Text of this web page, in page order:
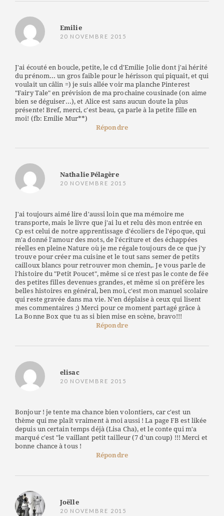
Emilie
20 NOVEMBRE 2015
J'ai écouté en boucle, petite, le cd d'Emilie Jolie dont j'ai hérité
du prénom... un gros faible pour le hérisson qui piquait, et qui
voulait un câlin =) je suis allée voir ma planche Pinterest
"Fairy Tale" en prévision de ma prochaine cousinade (on aime
bien se déguiser...), et Alice est sans aucun doute la plus
présente! Bref, merci, c'est beau, ça parle à la petite fille en
moi! (fb: Emilie Mur**)
Répondre
Nathalie Pélagère
20 NOVEMBRE 2015
J'ai toujours aimé lire d'aussi loin que ma mémoire me
transporte, mais le livre que j'ai lu et relu dès mon entrée en
Cp est celui de notre apprentissage d'écoliers de l'époque, qui
m'a donné l'amour des mots, de l'écriture et des échappées
réelles en pleine Nature où je me régale toujours de ce que j'y
trouve pour créer ma cuisine et le tout sans semer de petits
cailloux blancs pour retrouver mon chemin,. Je vous parle de
l'histoire du "Petit Poucet", même si ce n'est pas le conte de fée
des petites filles devenues grandes, et même si on préfère les
belles histoires en général, ben moi, c'est mon manuel scolaire
qui reste gravée dans ma vie. N'en déplaise à ceux qui lisent
mes commentaires ;) Merci pour ce moment partagé grâce à
La Bonne Box que tu as si bien mise en scène, bravo!!!
Répondre
elisac
20 NOVEMBRE 2015
Bonjour ! je tente ma chance bien volontiers, car c'est un
thème qui me plaît vraiment à moi aussi ! La page FB est likée
depuis un certain temps déjà (Lisa Cha), et le conte qui m'a
marqué c'est "le vaillant petit tailleur (7 d'un coup) !!! Merci et
bonne chance à tous !
Répondre
Joëlle
20 NOVEMBRE 2015